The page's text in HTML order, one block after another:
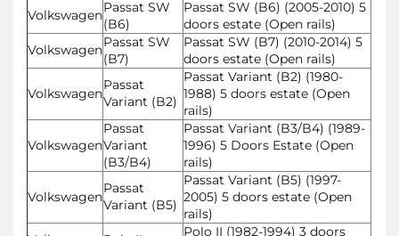
VolkswagenPassat SW
(B6)
Passat SW (B6) (2005-2010) 5
doors estate (Open rails)
VolkswagenPassat SW
(B7)
Passat SW (B7) (2010-2014) 5
doors estate (Open rails)
Volkswagen
Passat
Variant (B2)
Passat Variant (B2) (1980-
1988) 5 doors estate (Open
rails)
Volkswagen
Passat
Variant
(B3/B4)
Passat Variant (B3/B4) (1989-
1996) 5 Doors Estate (Open
rails)
Volkswagen
Passat
Variant (B5)
Passat Variant (B5) (1997-
2005) 5 doors estate (Open
rails)
Polo II (1982-1994) 3 doors